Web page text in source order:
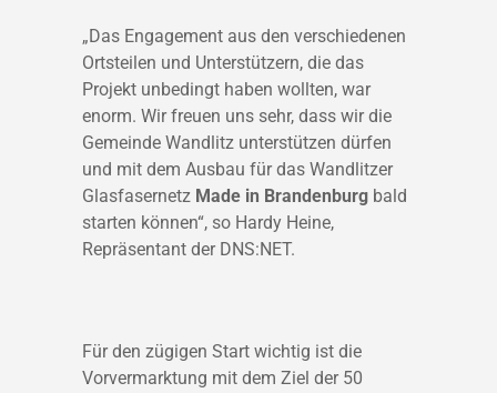
„Das Engagement aus den verschiedenen
Ortsteilen und Unterstützern, die das
Projekt unbedingt haben wollten, war
enorm. Wir freuen uns sehr, dass wir die
Gemeinde Wandlitz unterstützen dürfen
und mit dem Ausbau für das Wandlitzer
Glasfasernetz Made in Brandenburg bald
starten können“, so Hardy Heine,
Repräsentant der DNS:NET.
Für den zügigen Start wichtig ist die
Vorvermarktung mit dem Ziel der 50